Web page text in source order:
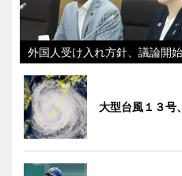
外国人受け入れ方針、議論開始
大型台風１３号